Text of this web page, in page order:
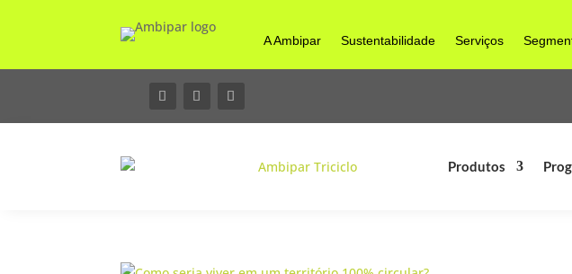
A Ambipar Sustentabilidade Serviços
Produtos